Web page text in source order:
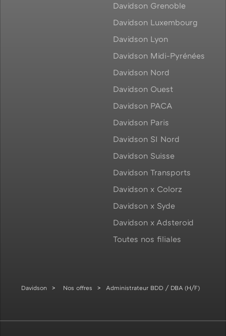
Davidson Grenoble
Davidson Luxembourg
Davidson Lyon
Davidson Midi-Pyrénées
Davidson Nord
Davidson Ouest
Davidson PACA
Davidson Paris
Davidson SI Nord
Davidson Suisse
Davidson Transports
Davidson x Colorz
Davidson x Syde
Davidson x Adsteroid
Toutes nos filiales
Davidson Nos offres Administrateur BDD / DBA (H/F)